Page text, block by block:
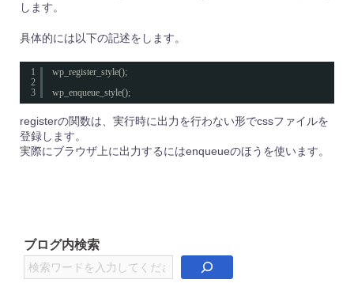
します。
具体的には以下の記述をします。
1
2
3
wp_register_style();
wp_enqueue_style();
registerの関数は、実行時に出力を行わない形でcssファイルを
登録します。
実際にブラウザ上に出力するにはenqueueのほうを使います。
ブログ内検索
検
索